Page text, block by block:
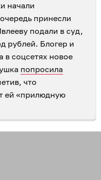
начали
принесли
подали в суд,
рублей. Блогер и
в соцсетях новое
попросила
что
ей «прилюдную